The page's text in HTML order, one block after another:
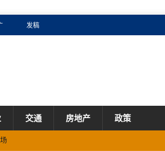
发稿
交通 房地产 政策